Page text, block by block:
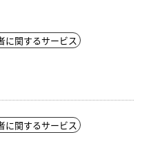
に関するサービス
に関するサービス